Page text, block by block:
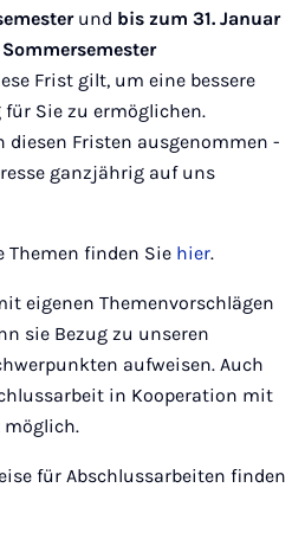
und bis zum 31. Januar
Frist gilt, um eine bessere
Sie zu ermöglichen.
diesen Fristen ausgenommen -
ganzjährig auf uns
Themen finden Sie hier.
eigenen Themenvorschlägen
sie Bezug zu unseren
aufweisen. Auch
in Kooperation mit
möglich.
für Abschlussarbeiten finden